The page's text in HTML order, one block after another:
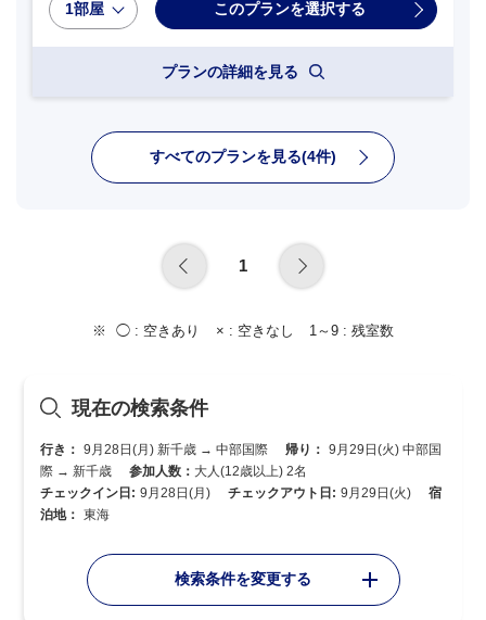
1部屋
プランの詳細を見る
すべてのプランを見る(4件)
1
◯ : 空きあり × : 空きなし 1～9 : 残室数
現在の検索条件
行き： 9月28日(月) 新千歳 → 中部国際 帰り： 9月29日(火) 中部国
際 → 新千歳
参加人数： 大人(12歳以上) 2名
チェックイン日: 9月28日(月) チェックアウト日: 9月29日(火)
宿
泊地： 東海
検索条件を変更する